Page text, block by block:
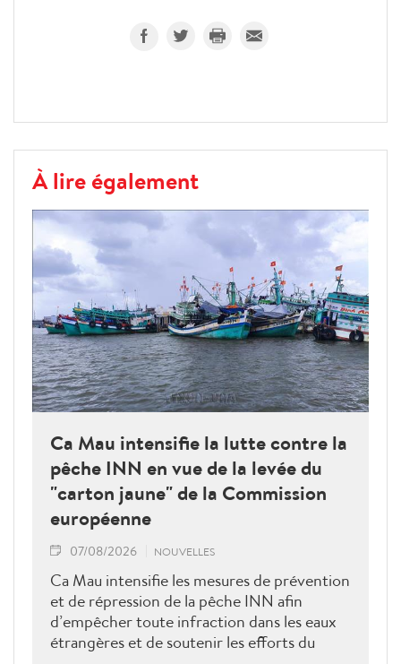
À lire également
Ca Mau intensifie la lutte contre la
pêche INN en vue de la levée du
"carton jaune" de la Commission
européenne
07/08/2026 NOUVELLES
Ca Mau intensifie les mesures de prévention
et de répression de la pêche INN afin
d’empêcher toute infraction dans les eaux
étrangères et de soutenir les efforts du